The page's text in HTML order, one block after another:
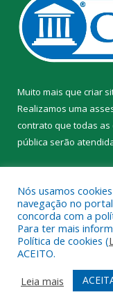
Muito mais que criar
Realizamos uma
contrato que todas as
pública serão
Todos os direitos
Mapa do Site
Acessar Webmail
Nós usamos
navegação no
concorda com a
Para ter mais
Política de cookies (
ACEITO.
Leia mais